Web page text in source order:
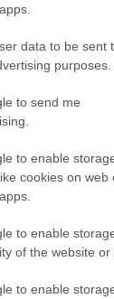
data to be sent
purposes.
to send me
to enable
cookies on web
to enable
of the website or
to enable